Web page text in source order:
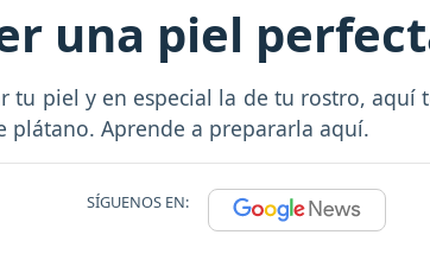
una piel
tu piel y en especial la de tu rostro,
plátano. Aprende a prepararla aquí.
SÍGUENOS EN: